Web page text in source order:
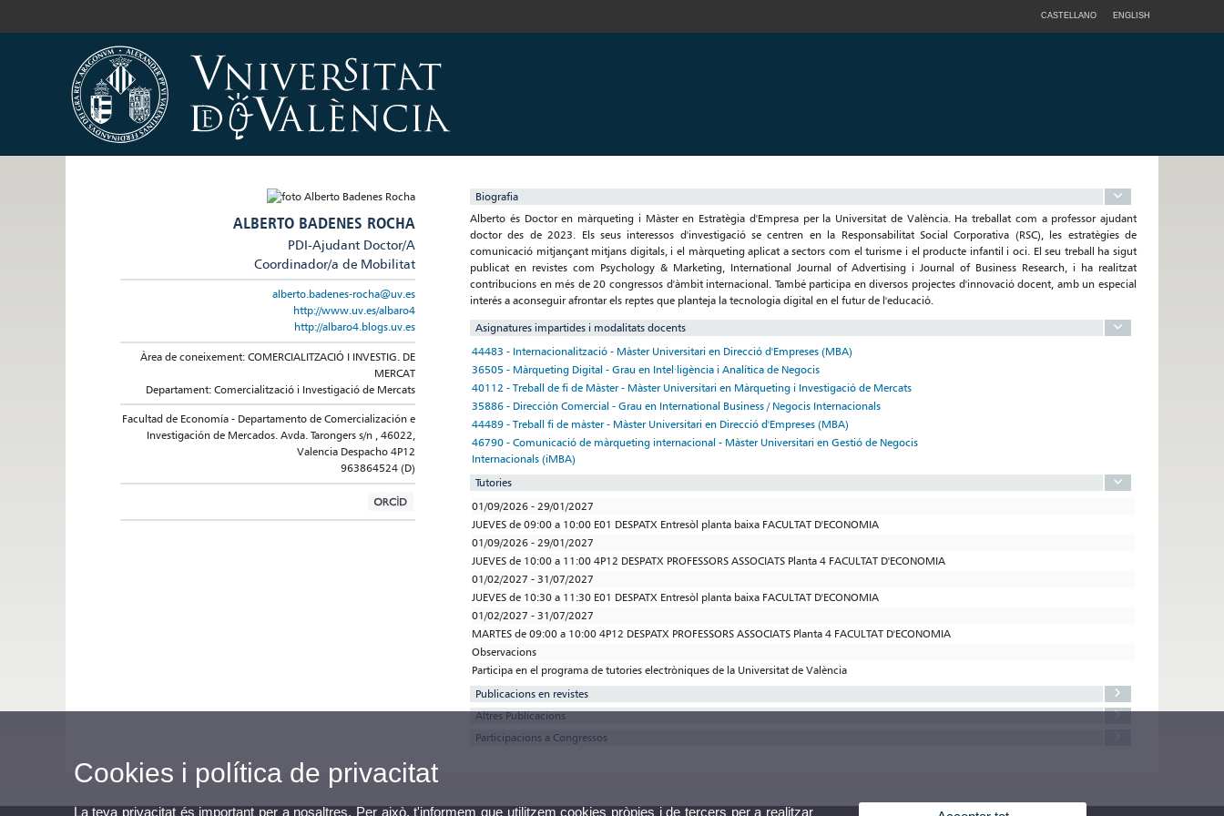
CASTELLANO ENGLISH
ALBERTO BADENES ROCHA
PDI-Ajudant Doctor/A
Coordinador/a de Mobilitat
alberto.badenes-rocha@uv.es
http://www.uv.es/albaro4
http://albaro4.blogs.uv.es
Àrea de coneixement: COMERCIALITZACIÓ I INVESTIG. DE
MERCAT
Departament: Comercialització i Investigació de Mercats
Facultad de Economía - Departamento de Comercialización e
Investigación de Mercados. Avda. Tarongers s/n , 46022,
Valencia Despacho 4P12
963864524 (D)
Biografia
Alberto és Doctor en màrqueting i Màster en Estratègia d'Empresa per la Universitat de València. Ha treballat com a professor ajudant
doctor des de 2023. Els seus interessos d'investigació se centren en la Responsabilitat Social Corporativa (RSC), les estratègies de
comunicació mitjançant mitjans digitals, i el màrqueting aplicat a sectors com el turisme i el producte infantil i oci. El seu treball ha sigut
publicat en revistes com Psychology & Marketing, International Journal of Advertising i Journal of Business Research, i ha realitzat
contribucions en més de 20 congressos d'àmbit internacional. També participa en diversos projectes d'innovació docent, amb un especial
interés a aconseguir afrontar els reptes que planteja la tecnologia digital en el futur de l'educació.
Asignatures impartides i modalitats docents
44483 - Internacionalització - Màster Universitari en Direcció d'Empreses (MBA)
36505 - Màrqueting Digital - Grau en Intel·ligència i Analítica de Negocis
40112 - Treball de fi de Màster - Màster Universitari en Màrqueting i Investigació de Mercats
35886 - Dirección Comercial - Grau en International Business / Negocis Internacionals
44489 - Treball fi de màster - Màster Universitari en Direcció d'Empreses (MBA)
46790 - Comunicació de màrqueting internacional - Màster Universitari en Gestió de Negocis
Internacionals (iMBA)
Tutories
01/09/2026 - 29/01/2027
JUEVES de 09:00 a 10:00 E01 DESPATX Entresòl planta baixa FACULTAT D'ECONOMIA
01/09/2026 - 29/01/2027
JUEVES de 10:00 a 11:00 4P12 DESPATX PROFESSORS ASSOCIATS Planta 4 FACULTAT D'ECONOMIA
01/02/2027 - 31/07/2027
JUEVES de 10:30 a 11:30 E01 DESPATX Entresòl planta baixa FACULTAT D'ECONOMIA
01/02/2027 - 31/07/2027
MARTES de 09:00 a 10:00 4P12 DESPATX PROFESSORS ASSOCIATS Planta 4 FACULTAT D'ECONOMIA
Observacions
Participa en el programa de tutories electròniques de la Universitat de València
Publicacions en revistes
Altres Publicacions
Participacions a Congressos
Cookies i política de privacitat
La teva privacitat és important per a nosaltres. Per això, t'informem que utilitzem cookies pròpies i de tercers per a realitzar